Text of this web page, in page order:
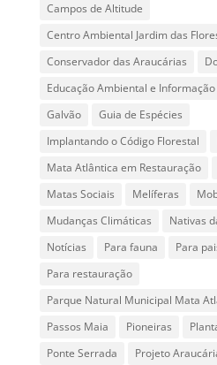
Campos de Altitude
Centro Ambiental Jardim das
Conservador das Araucárias
Educação Ambiental e Informação
Galvão
Guia de Espécies
Implantando o Código Florestal
Mata Atlântica em Restauração
Matas Sociais
Melíferas
Mudanças Climáticas
Nativas
Notícias
Para fauna
Para
Para restauração
Parque Natural Municipal Mata
Passos Maia
Pioneiras
Ponte Serrada
Projeto